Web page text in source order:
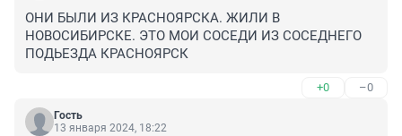
ОНИ БЫЛИ ИЗ КРАСНОЯРСКА. ЖИЛИ В
НОВОСИБИРСКЕ. ЭТО МОИ СОСЕДИ ИЗ СОСЕДНЕГО
ПОДЬЕЗДА КРАСНОЯРСК
+0 –0
Гость
13 января 2024, 18:22